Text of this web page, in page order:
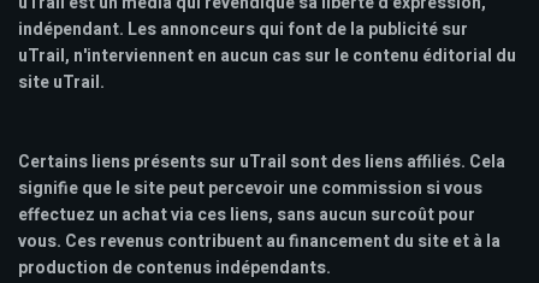
indépendant. Les annonceurs qui font de la publicité sur
uTrail, n'interviennent en aucun cas sur le contenu éditorial du
site uTrail.
Certains liens présents sur uTrail sont des liens affiliés. Cela
signifie que le site peut percevoir une commission si vous
effectuez un achat via ces liens, sans aucun surcoût pour
vous. Ces revenus contribuent au financement du site et à la
production de contenus indépendants.